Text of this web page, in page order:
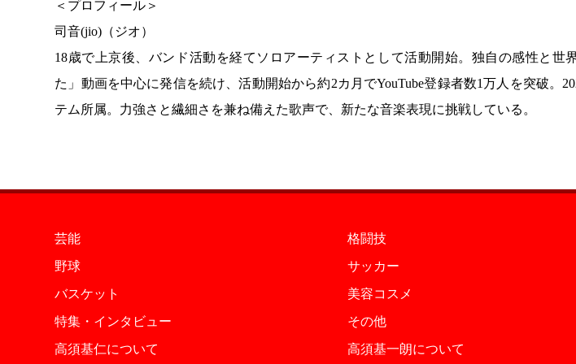
＜プロフィール＞
司音(jio)（ジオ）
18歳で上京後、バンド活動を経てソロアーティストとして活動開始。独自の感性と世
た」動画を中心に発信を続け、活動開始から約2カ月でYouTube登録者数1万人を突破。
テム所属。力強さと繊細さを兼ね備えた歌声で、新たな音楽表現に挑戦している。
芸能
格闘技
野球
サッカー
バスケット
美容コスメ
特集・インタビュー
その他
高須基仁について
高須基一朗について